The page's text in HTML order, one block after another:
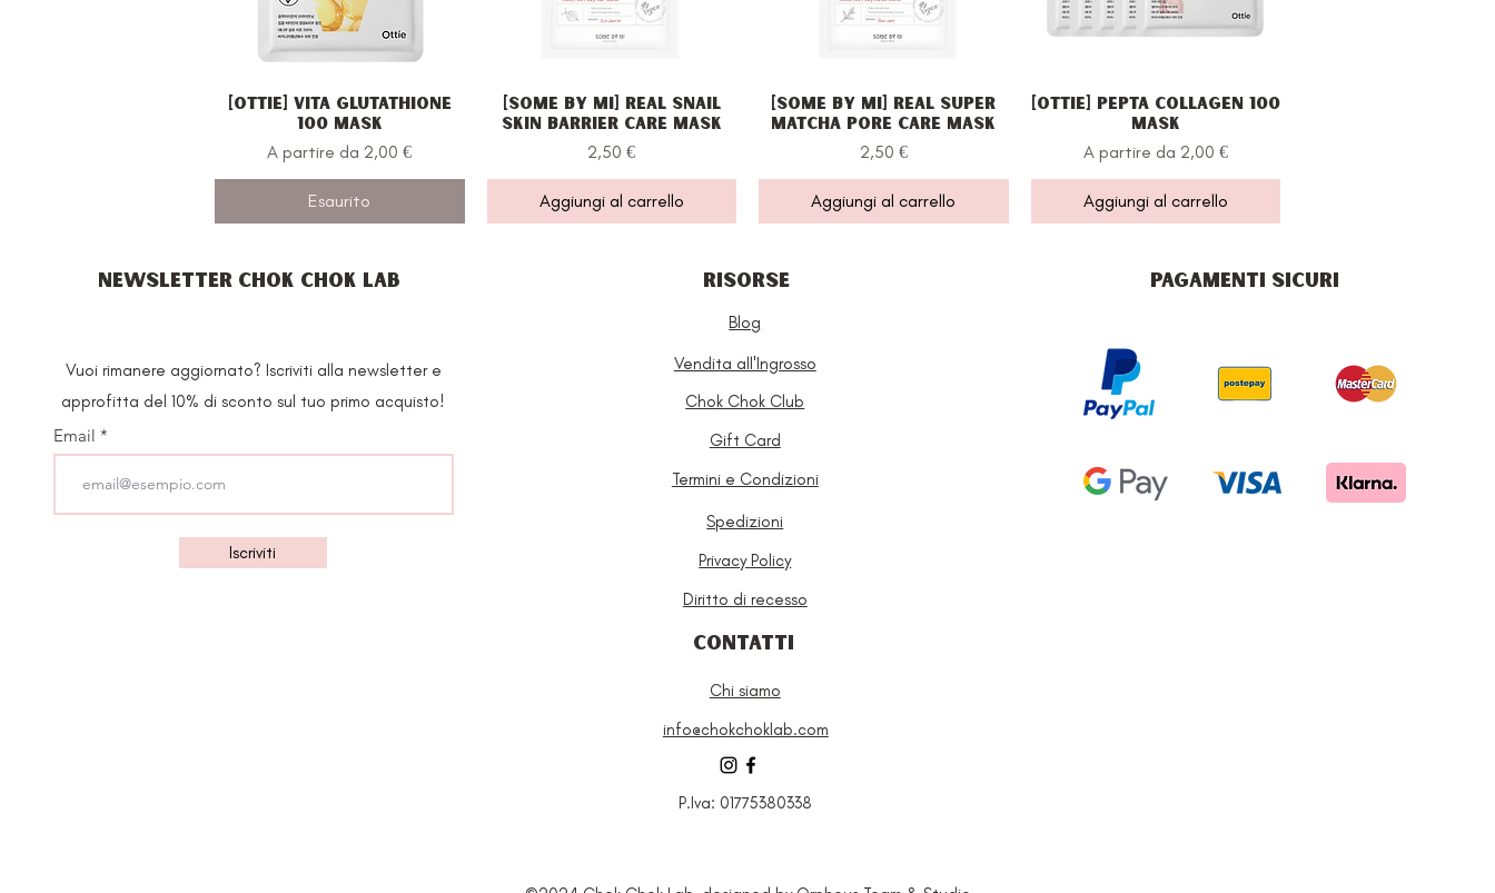
Vista rapida
[Ottie] Vita Glutathione
100 Mask
A partire da 2,00 €
Prezzo scontato
Esaurito
Vista rapida
[Some By Mi] Real Snail
Skin Barrier Care Mask
Prezzo
2,50 €
Aggiungi al carrello
Vista rapida
[Some By Mi] Real Super
Matcha Pore Care Mask
Prezzo
2,50 €
Aggiungi al carrello
Vista rapida
[Ottie] Pepta Collagen 100
Mask
A partire da 2,00 €
Prezzo scontato
Aggiungi al carrello
NEWSLETTER CHOK CHOK LAB
Vuoi rimanere aggiornato? Iscriviti alla newsletter e
approfitta del 10% di sconto sul tuo primo acquisto!
Email
Iscriviti
RISORSE
Blog
Vendita all'Ingrosso
Chok Chok Club
Gift Card
Termini e Condizioni
Spedizioni
Privacy Policy
Diritto di recesso
CONTATTI
Chi siamo
info@chokchoklab.com
P.Iva: 01775380338
PAGAMENTI SICURI